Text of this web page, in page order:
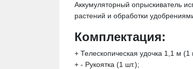
Аккумуляторный опрыскиватель
растений и обработки
Комплектация:
+ Телескопическая удочка 1,1 м (1
+ - Рукоятка (1 шт.);